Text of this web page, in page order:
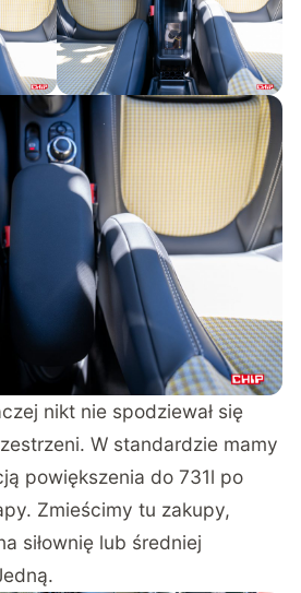
nikt nie spodziewał się
W standardzie mamy
powiększenia do 731l po
Zmieścimy tu zakupy,
siłownię lub średniej